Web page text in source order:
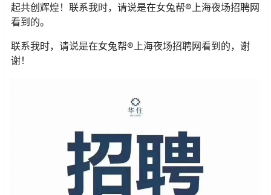
起共创辉煌！联系我时，请说是在女兔帮®上海夜场招聘网
看到的。
联系我时，请说是在女兔帮®上海夜场招聘网看到的，谢
谢！